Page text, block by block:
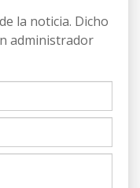
la noticia. Dicho
administrador